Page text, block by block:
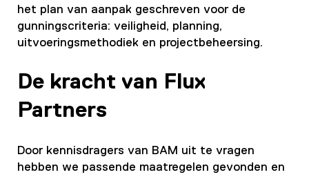
het plan van aanpak geschreven voor de
gunningscriteria: veiligheid, planning,
uitvoeringsmethodiek en projectbeheersing.
De kracht van Flux
Partners
Door kennisdragers van BAM uit te vragen
hebben we passende maatregelen gevonden en